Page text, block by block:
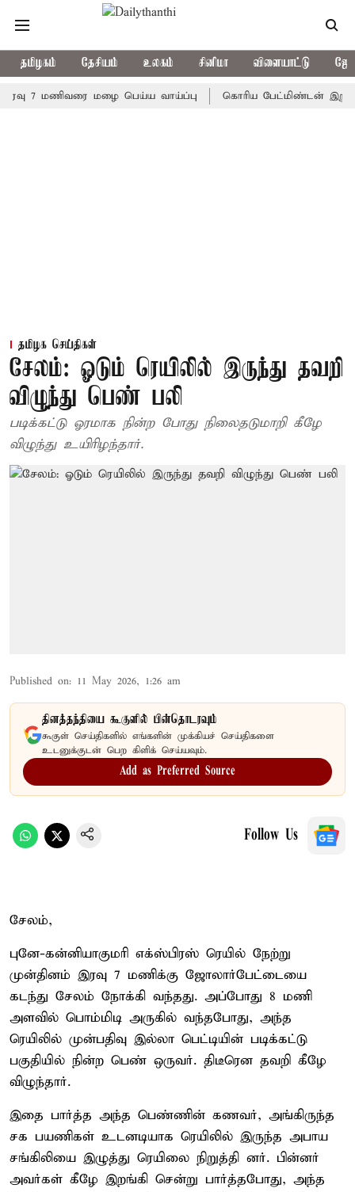
தமிழகம் தேசியம் உலகம் சினிமா விளையாட்டு
மணிவரை மழை பெய்ய வாய்ப்பு கொரிய பேட்மிண்டன் இறுதி
தமிழக செய்திகள்
சேலம்: ஓடும் ரெயிலில் இருந்து தவறி
விழுந்து பெண் பலி
படிக்கட்டு ஓரமாக நின்ற போது நிலைதடுமாறி கீழே
விழுந்து உயிரிழந்தார்.
Published on: 11 May 2026, 1:26 am
தினத்தந்தியை கூகுளில் பின்தொடரவும்
கூகுள் செய்திகளில் எங்களின் முக்கியச் செய்திகளை
உடனுக்குடன் பெற கிளிக் செய்யவும்.
Add as Preferred Source
Follow Us
சேலம்,
புனே-கன்னியாகுமரி எக்ஸ்பிரஸ் ரெயில் நேற்று
முன்தினம் இரவு 7 மணிக்கு ஜோலார்பேட்டையை
கடந்து சேலம் நோக்கி வந்தது. அப்போது 8 மணி
அளவில் பொம்மிடி அருகில் வந்தபோது, அந்த
ரெயிலில் முன்பதிவு இல்லா பெட்டியின் படிக்கட்டு
பகுதியில் நின்ற பெண் ஒருவர். திடீரென தவறி கீழே
விழுந்தார்.
இதை பார்த்த அந்த பெண்ணின் கணவர், அங்கிருந்த
சக பயணிகள் உடனடியாக ரெயிலில் இருந்த அபாய
சங்கிலியை இழுத்து ரெயிலை நிறுத்தி னர். பின்னர்
அவர்கள் கீழே இறங்கி சென்று பார்த்தபோது, அந்த